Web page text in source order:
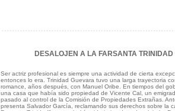
DESALOJEN A LA FARSANTA TRINIDAD
Ser actriz profesional es siempre una actividad de cierta
entonces lo era. Trinidad Guevara tuvo una larga trayectoria
romance, años después, con Manuel Oribe. En tiempos del
una casa que había sido propiedad de Vicente Cal, un
pasado al control de la Comisión de Propiedades Extrañas.
presenta Salvador García, reclamando sus derechos sobre la